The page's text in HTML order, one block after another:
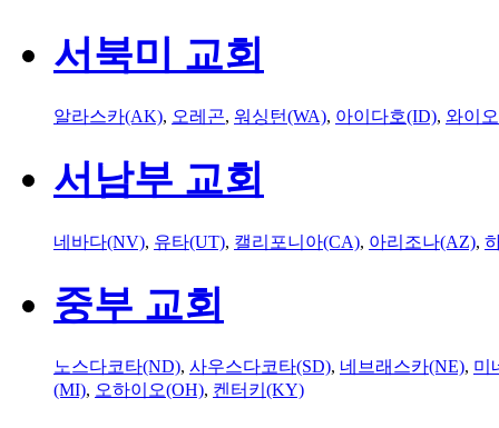
서북미 교회
알라스카(AK), 오레곤, 워싱턴(WA), 아이다호(ID), 와이
서남부 교회
네바다(NV), 유타(UT), 캘리포니아(CA), 아리조나(AZ),
중부 교회
노스다코타(ND), 사우스다코타(SD), 네브래스카(NE), 미
(MI), 오하이오(OH), 켄터키(KY)